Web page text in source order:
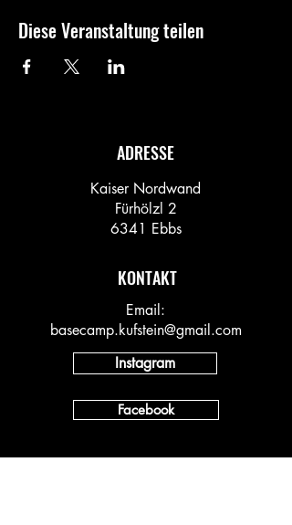
Diese Veranstaltung teilen
ADRESSE
Kaiser Nordwand
Fürhölzl 2
6341 Ebbs
KONTAKT
Email:
basecamp.kufstein@gmail.com
Instagram
Facebook